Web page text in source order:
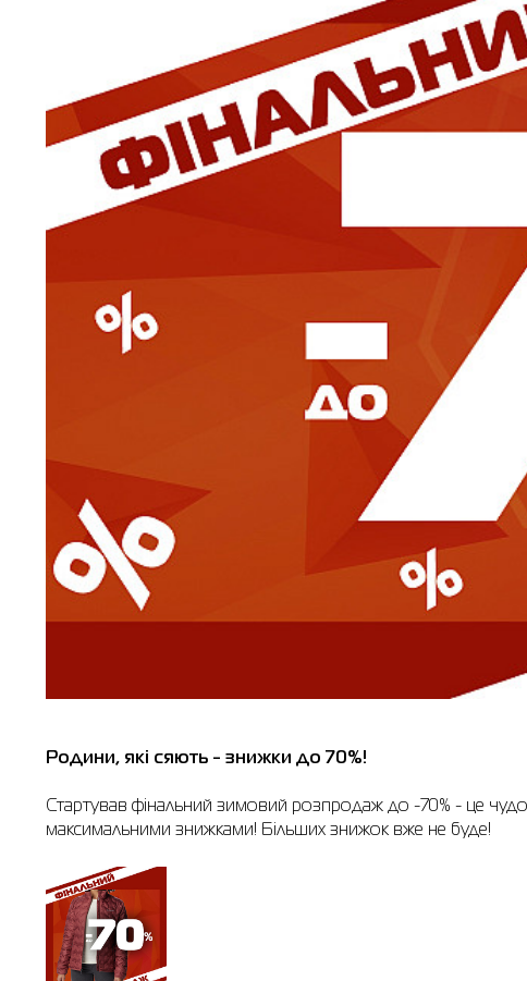
Родини, які сяють - знижки до 70%!
Стартував фінальний зимовий розпродаж до -70% - це
максимальними знижками! Більших знижок вже не буде!